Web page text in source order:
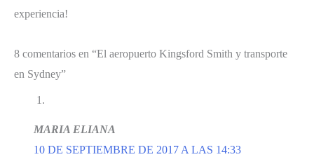
experiencia!
8 comentarios en “El aeropuerto Kingsford Smith y transporte
en Sydney”
MARIA ELIANA
10 DE SEPTIEMBRE DE 2017 A LAS 14:33